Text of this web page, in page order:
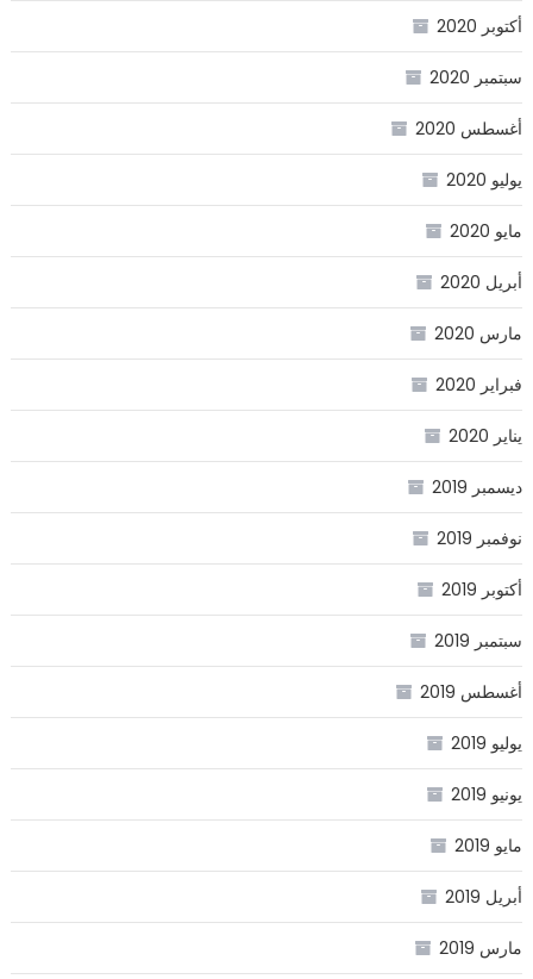
أكتوبر 2020
سبتمبر 2020
أغسطس 2020
يوليو 2020
مايو 2020
أبريل 2020
مارس 2020
فبراير 2020
يناير 2020
ديسمبر 2019
نوفمبر 2019
أكتوبر 2019
سبتمبر 2019
أغسطس 2019
يوليو 2019
يونيو 2019
مايو 2019
أبريل 2019
مارس 2019